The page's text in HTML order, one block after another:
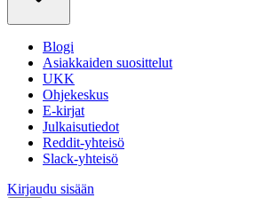
Blogi
Asiakkaiden suosittelut
UKK
Ohjekeskus
E-kirjat
Julkaisutiedot
Reddit-yhteisö
Slack-yhteisö
Kirjaudu sisään